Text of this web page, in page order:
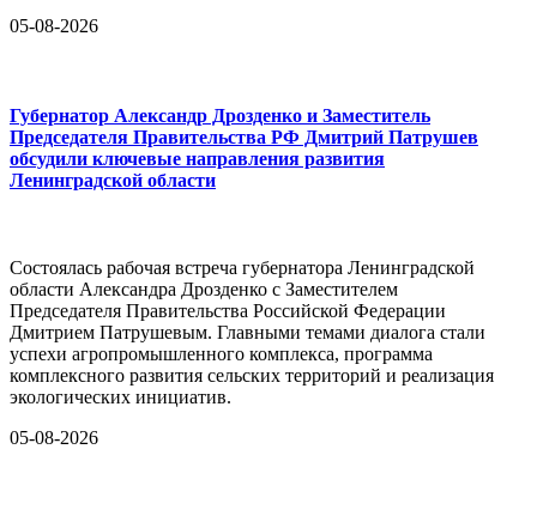
05-08-2026
Губернатор Александр Дрозденко и Заместитель
Председателя Правительства РФ Дмитрий Патрушев
обсудили ключевые направления развития
Ленинградской области
Состоялась рабочая встреча губернатора Ленинградской
области Александра Дрозденко с Заместителем
Председателя Правительства Российской Федерации
Дмитрием Патрушевым. Главными темами диалога стали
успехи агропромышленного комплекса, программа
комплексного развития сельских территорий и реализация
экологических инициатив.
05-08-2026